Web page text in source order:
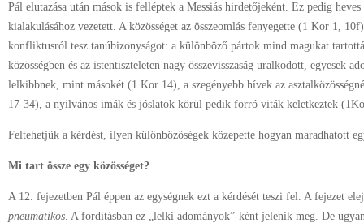
Pál elutazása után mások is felléptek a Messiás hirdetőjeként. Ez pedig
kialakulásához vezetett. A közösséget az összeomlás fenyegette (1 Kor 1,
konfliktusról tesz tanúbizonyságot: a különböző pártok mind magukat
közösségben és az istentiszteleten nagy összevisszaság uralkodott, egyesek
lelkibbnek, mint másokét (1 Kor 14), a szegényebb hívek az
17-34), a nyilvános imák és jóslatok körül pedik forró viták keletkeztek
Feltehetjük a kérdést, ilyen különbözőségek közepette hogyan maradhatott
Mi tart össze egy közösséget?
A 12. fejezetben Pál éppen az egységnek ezt a kérdését teszi fel. A fejezet
pneumatikos. A fordításban ez „lelki adományok”-ként jelenik meg. De